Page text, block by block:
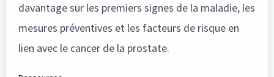
davantage sur les premiers signes de la maladie, les
mesures préventives et les facteurs de risque en
lien avec le cancer de la prostate.